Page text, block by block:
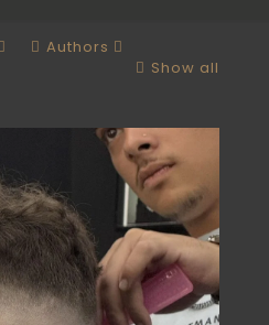
Authors
Show all